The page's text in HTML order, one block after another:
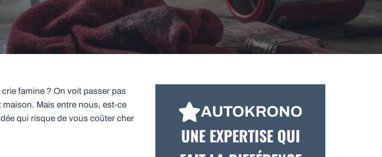
famine ? On voit passer pas
Mais entre nous, est-ce
qui risque de vous coûter cher
AUTOKRONO
UNE EXPERTISE QUI